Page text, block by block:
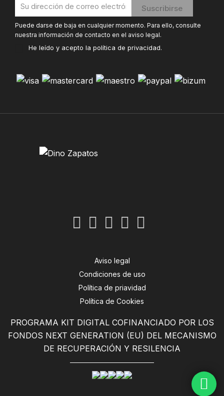
Puede darse de baja en cualquier momento. Para ello, consulte
nuestra información de contacto en el aviso legal.
He leído y acepto la política de privacidad.
Aviso legal
Condiciones de uso
Política de priavidad
Política de Cookies
PROGRAMA KIT DIGITAL COFINANCIADO POR LOS
FONDOS NEXT GENERATION (EU) DEL MECANISMO
DE RECUPERACIÓN Y RESILENCIA